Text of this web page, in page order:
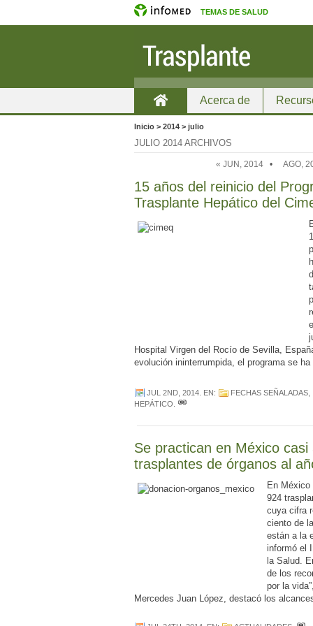
TEMAS DE SALUD
Acerca de
Inicio > 2014 > julio
JULIO 2014 ARCHIVOS
« JUN, 2014 • AGO,
15 años del reinicio del
Trasplante Hepático del
Hospital Virgen del Rocío de Sevilla,
evolución ininterrumpida, el programa se ha
JUL 2ND, 2014 . EN: FECHAS SEÑALADAS
HEPÁTICO
Se practican en México casi
trasplantes de órganos al
En México
924
cuya cifra
ciento de
están a la
informó el
la Salud.
de los
por la
Mercedes Juan López, destacó los